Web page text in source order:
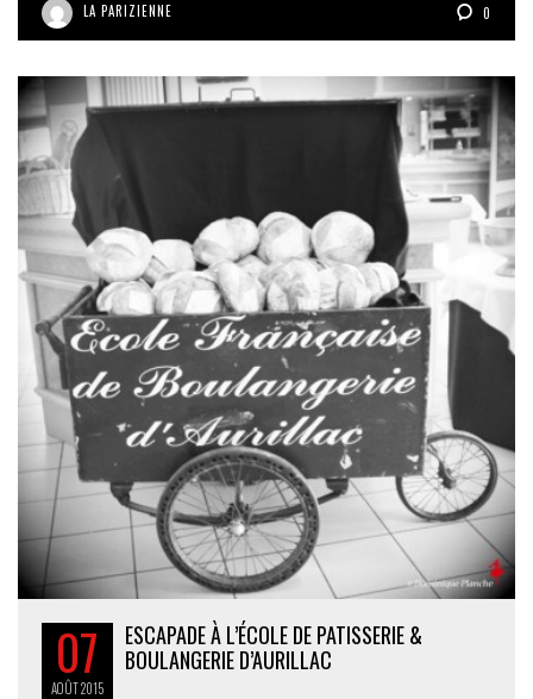
LA PARIZIENNE 0
07
AOÛT2015
ESCAPADE À L’ÉCOLE DE PATISSERIE &
BOULANGERIE D’AURILLAC